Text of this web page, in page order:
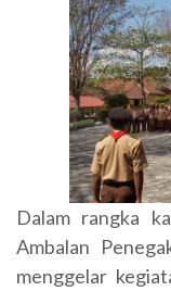
Dalam rangka
Ambalan
menggelar